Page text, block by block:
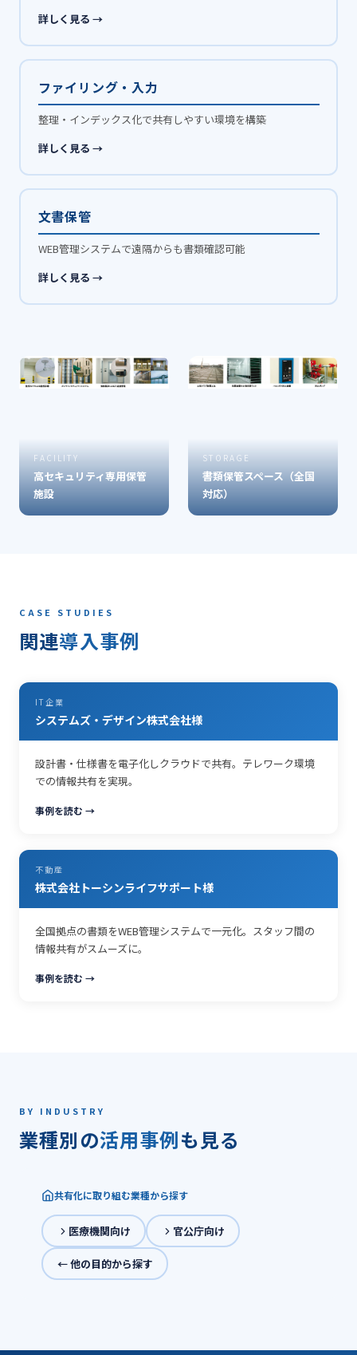
詳しく見る →
ファイリング・入力
整理・インデックス化で共有しやすい環境を構築
詳しく見る →
文書保管
WEB管理システムで遠隔からも書類確認可能
詳しく見る →
FACILITY
高セキュリティ専用保管
施設
STORAGE
書類保管スペース（全国
対応）
CASE STUDIES
関連導入事例
IT企業
システムズ・デザイン株式会社様
設計書・仕様書を電子化しクラウドで共有。テレワーク環境
での情報共有を実現。
事例を読む →
不動産
株式会社トーシンライフサポート様
全国拠点の書類をWEB管理システムで一元化。スタッフ間の
情報共有がスムーズに。
事例を読む →
BY INDUSTRY
業種別の活用事例も見る
共有化に取り組む業種から探す
医療機関向け 官公庁向け
← 他の目的から探す